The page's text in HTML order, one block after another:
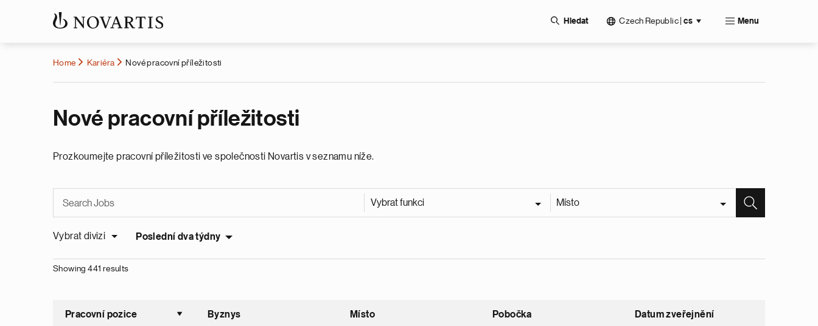
Hledat Czech Republic cs Menu
Home Kariéra Nové pracovní příležitosti
Nové pracovní příležitosti
Prozkoumejte pracovní příležitosti ve společnosti Novartis v seznamu níže.
Vybrat funkci Místo
Vybrat divizi Poslední dva týdny
Showing 441 results
Pracovní pozice
Seřadit vzestupně
Byznys Místo Pobočka Datum zveřejnění